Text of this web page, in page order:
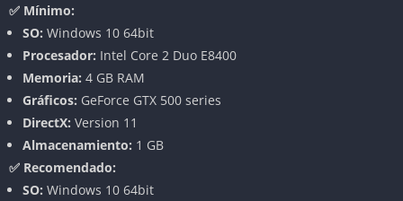
personalización de autos, donde cada pieza cuenta. Debes
montar el motor, ajustar la suspensión, colocar neumáticos
adecuados y probar el rendimiento en carretera. Cada
componente tiene su función realista, y los errores de montaje
pueden provocar averías hilarantes o accidentes devastadores,
lo que convierte el proceso en un divertido desafío de prueba y
error.
Economía artesanal y comercio local
✅ Mínimo:
SO: Windows 10 64bit
Procesador: Intel Core 2 Duo E8400
Memoria: 4 GB RAM
Gráficos: GeForce GTX 500 series
DirectX: Version 11
Almacenamiento: 1 GB
✅ Recomendado:
SO: Windows 10 64bit